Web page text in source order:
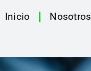
Inicio Nosotros